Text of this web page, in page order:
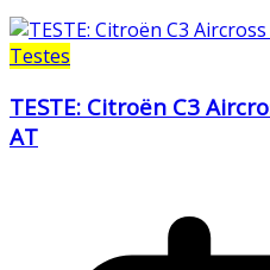
Testes
TESTE: Citroën C3
AT